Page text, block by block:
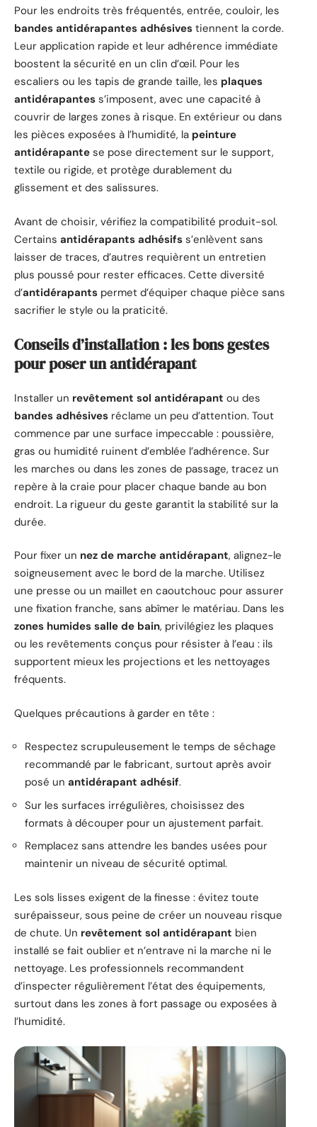
Pour les endroits très fréquentés, entrée, couloir, les
bandes antidérapantes adhésives tiennent la corde.
Leur application rapide et leur adhérence immédiate
boostent la sécurité en un clin d’œil. Pour les
escaliers ou les tapis de grande taille, les plaques
antidérapantes s’imposent, avec une capacité à
couvrir de larges zones à risque. En extérieur ou dans
les pièces exposées à l’humidité, la peinture
antidérapante se pose directement sur le support,
textile ou rigide, et protège durablement du
glissement et des salissures.
Avant de choisir, vérifiez la compatibilité produit-sol.
Certains antidérapants adhésifs s’enlèvent sans
laisser de traces, d’autres requièrent un entretien
plus poussé pour rester efficaces. Cette diversité
d’antidérapants permet d’équiper chaque pièce sans
sacrifier le style ou la praticité.
Conseils d’installation : les bons gestes
pour poser un antidérapant
Installer un revêtement sol antidérapant ou des
bandes adhésives réclame un peu d’attention. Tout
commence par une surface impeccable : poussière,
gras ou humidité ruinent d’emblée l’adhérence. Sur
les marches ou dans les zones de passage, tracez un
repère à la craie pour placer chaque bande au bon
endroit. La rigueur du geste garantit la stabilité sur la
durée.
Pour fixer un nez de marche antidérapant, alignez-le
soigneusement avec le bord de la marche. Utilisez
une presse ou un maillet en caoutchouc pour assurer
une fixation franche, sans abîmer le matériau. Dans les
zones humides salle de bain, privilégiez les plaques
ou les revêtements conçus pour résister à l’eau : ils
supportent mieux les projections et les nettoyages
fréquents.
Quelques précautions à garder en tête :
Respectez scrupuleusement le temps de séchage
recommandé par le fabricant, surtout après avoir
posé un antidérapant adhésif.
Sur les surfaces irrégulières, choisissez des
formats à découper pour un ajustement parfait.
Remplacez sans attendre les bandes usées pour
maintenir un niveau de sécurité optimal.
Les sols lisses exigent de la finesse : évitez toute
surépaisseur, sous peine de créer un nouveau risque
de chute. Un revêtement sol antidérapant bien
installé se fait oublier et n’entrave ni la marche ni le
nettoyage. Les professionnels recommandent
d’inspecter régulièrement l’état des équipements,
surtout dans les zones à fort passage ou exposées à
l’humidité.